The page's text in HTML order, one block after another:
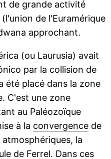
de grande activité
de l'Euramérique
approchant.
(ou Laurusia) avait
par la collision de
été placé dans la zone
C'est une zone
au Paléozoïque
à la convergencede
la
de Ferrel. Dans ces